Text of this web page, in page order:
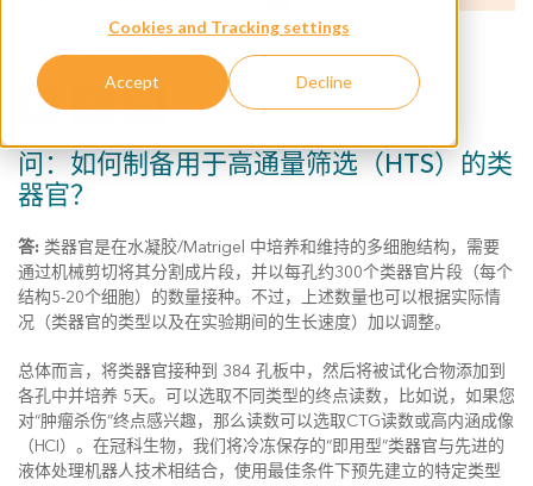
Cookies and Tracking settings
Accept Decline
问：如何制备用于高通量筛选（HTS）的类
器官？
答: 类器官是在水凝胶/Matrigel 中培养和维持的多细胞结构，需要
通过机械剪切将其分割成片段，并以每孔约300个类器官片段（每个
结构5-20个细胞）的数量接种。不过，上述数量也可以根据实际情
况（类器官的类型以及在实验期间的生长速度）加以调整。
总体而言，将类器官接种到 384 孔板中，然后将被试化合物添加到
各孔中并培养 5天。可以选取不同类型的终点读数，比如说，如果您
对“肿瘤杀伤”终点感兴趣，那么读数可以选取CTG读数或高内涵成像
（HCI）。在冠科生物，我们将冷冻保存的“即用型”类器官与先进的
液体处理机器人技术相结合，使用最佳条件下预先建立的特定类型